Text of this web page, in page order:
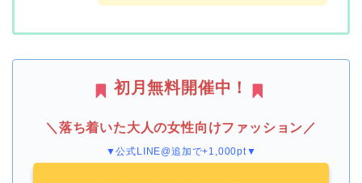
初月無料開催中！
＼落ち着いた大人の女性向けファッション／
▼公式LINE@追加で+1,000pt▼